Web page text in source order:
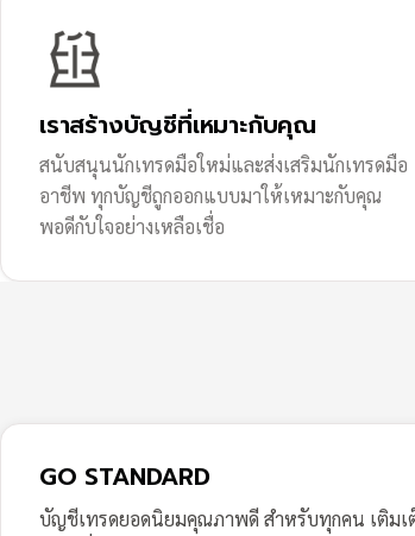
เราสร้างบัญชีที่เหมาะกับคุณ
สนับสนุนนักเทรดมือใหม่และส่งเสริมนักเทรดมือ
อาชีพ ทุกบัญชีถูกออกแบบมาให้เหมาะกับคุณ
พอดีกับใจอย่างเหลือเชื่อ
GO STANDARD
บัญชีเทรดยอดนิยมคุณภาพดี สำหรับทุกคน เติมเ